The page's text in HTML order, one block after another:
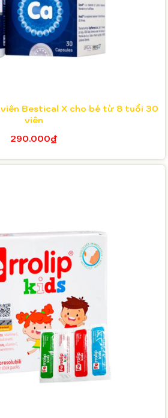
viên Bestical X cho bé từ 8 tuổi 30
viên
290.000₫